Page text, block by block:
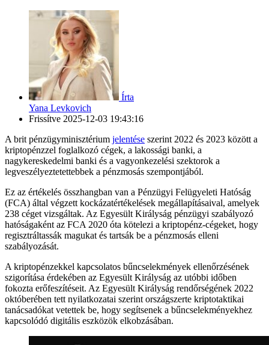
Írta
Yana Levkovich
Frissítve 2025-12-03 19:43:16
A brit pénzügyminisztérium jelentése szerint 2022 és 2023 között a
kriptopénzzel foglalkozó cégek, a lakossági banki, a
nagykereskedelmi banki és a vagyonkezelési szektorok a
legveszélyeztetettebbek a pénzmosás szempontjából.
Ez az értékelés összhangban van a Pénzügyi Felügyeleti Hatóság
(FCA) által végzett kockázatértékelések megállapításaival, amelyek
238 céget vizsgáltak. Az Egyesült Királyság pénzügyi szabályozó
hatóságaként az FCA 2020 óta kötelezi a kriptopénz-cégeket, hogy
regisztráltassák magukat és tartsák be a pénzmosás elleni
szabályozását.
A kriptopénzekkel kapcsolatos bűncselekmények ellenőrzésének
szigorítása érdekében az Egyesült Királyság az utóbbi időben
fokozta erőfeszítéseit. Az Egyesült Királyság rendőrségének 2022
októberében tett nyilatkozatai szerint országszerte kriptotaktikai
tanácsadókat vetettek be, hogy segítsenek a bűncselekményekhez
kapcsolódó digitális eszközök elkobzásában.